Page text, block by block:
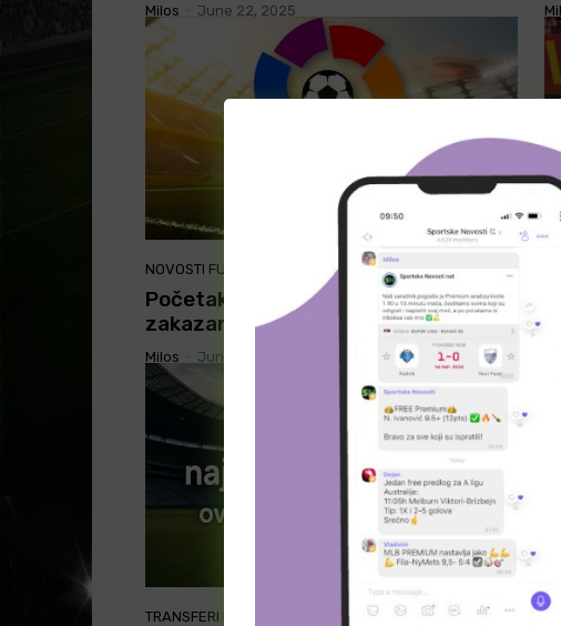
Milos June 22, 2025
NOVOSTI FUDBAL
Početak nove sezone La Lige
zakazan za avgust 2025. godine
Milos June 17, 2025
TRANSFERI FUDBAL